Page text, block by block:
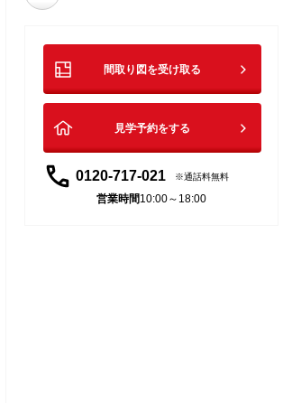
間取り図を受け取る
見学予約をする
0120-717-021 通話料無料
営業時間10:00～18:00